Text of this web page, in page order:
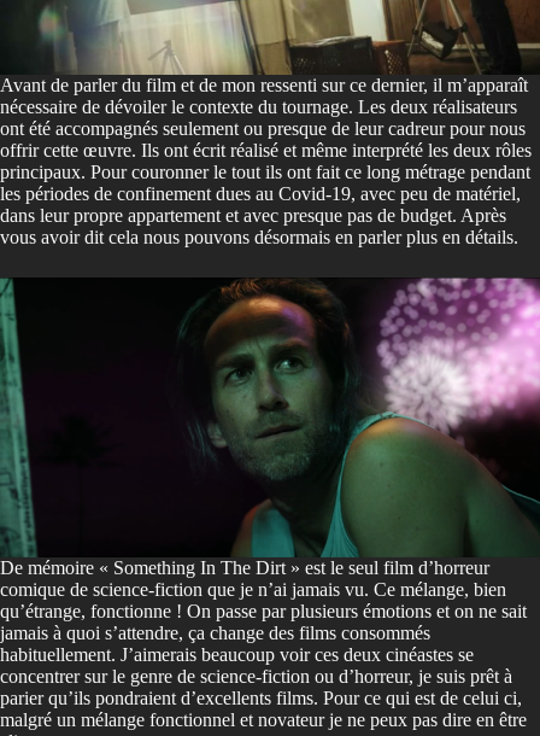
Avant de parler du film et de mon ressenti sur ce dernier, il m’apparaît
nécessaire de dévoiler le contexte du tournage. Les deux réalisateurs
ont été accompagnés seulement ou presque de leur cadreur pour nous
offrir cette œuvre. Ils ont écrit réalisé et même interprété les deux rôles
principaux. Pour couronner le tout ils ont fait ce long métrage pendant
les périodes de confinement dues au Covid-19, avec peu de matériel,
dans leur propre appartement et avec presque pas de budget. Après
vous avoir dit cela nous pouvons désormais en parler plus en détails.
De mémoire « Something In The Dirt » est le seul film d’horreur
comique de science-fiction que je n’ai jamais vu. Ce mélange, bien
qu’étrange, fonctionne ! On passe par plusieurs émotions et on ne sait
jamais à quoi s’attendre, ça change des films consommés
habituellement. J’aimerais beaucoup voir ces deux cinéastes se
concentrer sur le genre de science-fiction ou d’horreur, je suis prêt à
parier qu’ils pondraient d’excellents films. Pour ce qui est de celui ci,
malgré un mélange fonctionnel et novateur je ne peux pas dire en être